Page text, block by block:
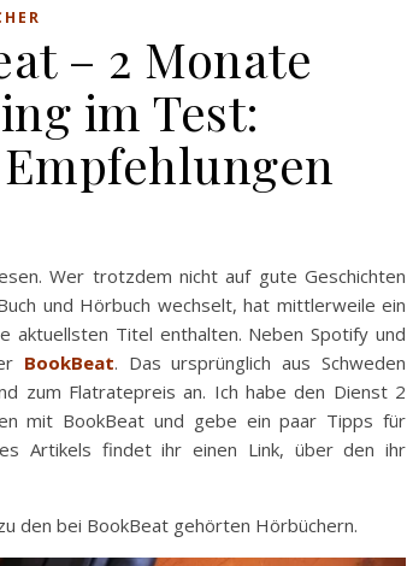
– 2 Monate
im Test:
Wer trotzdem nicht auf gute Geschichten
und Hörbuch wechselt, hat mittlerweile ein
aktuellsten Titel enthalten. Neben Spotify und
BookBeat. Das ursprünglich aus Schweden
zum Flatratepreis an. Ich habe den Dienst 2
mit BookBeat und gebe ein paar Tipps für
Artikels findet ihr einen Link, über den ihr
den bei BookBeat gehörten Hörbüchern.